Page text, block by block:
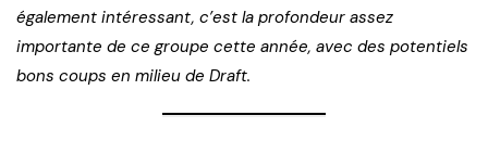
également intéressant, c’est la profondeur assez
importante de ce groupe cette année, avec des potentiels
bons coups en milieu de Draft.